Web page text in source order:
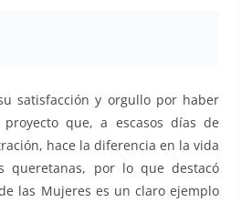
satisfacción y orgullo por haber
que, a escasos días de
hace la diferencia en la vida
queretanas, por lo que destacó
las Mujeres es un claro ejemplo